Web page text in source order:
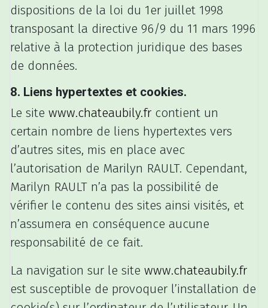
dispositions de la loi du 1er juillet 1998
transposant la directive 96/9 du 11 mars 1996
relative à la protection juridique des bases
de données.
8. Liens hypertextes et cookies.
Le site www.chateaubily.fr contient un
certain nombre de liens hypertextes vers
d’autres sites, mis en place avec
l’autorisation de Marilyn RAULT. Cependant,
Marilyn RAULT n’a pas la possibilité de
vérifier le contenu des sites ainsi visités, et
n’assumera en conséquence aucune
responsabilité de ce fait.
La navigation sur le site www.chateaubily.fr
est susceptible de provoquer l’installation de